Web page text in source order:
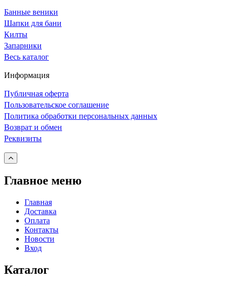
Банные веники
Шапки для бани
Килты
Запарники
Весь каталог
Информация
Публичная оферта
Пользовательское соглашение
Политика обработки персональных данных
Возврат и обмен
Реквизиты
Главное меню
Главная
Доставка
Оплата
Контакты
Новости
Вход
Каталог